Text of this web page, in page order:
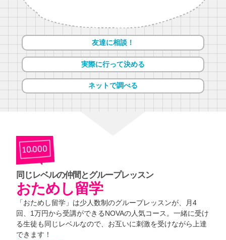
友達に相談！
実際に行って決める
ネットで調べる
同じレベルの仲間とグループレッスン
おためし留学
「おためし留学」は少人数制のグループレッスンが、月4
回、1万円から受講ができるNOVAの人気コース。一緒に受け
る生徒も同じレベルなので、お互いに刺激を受けながら上達
できます！